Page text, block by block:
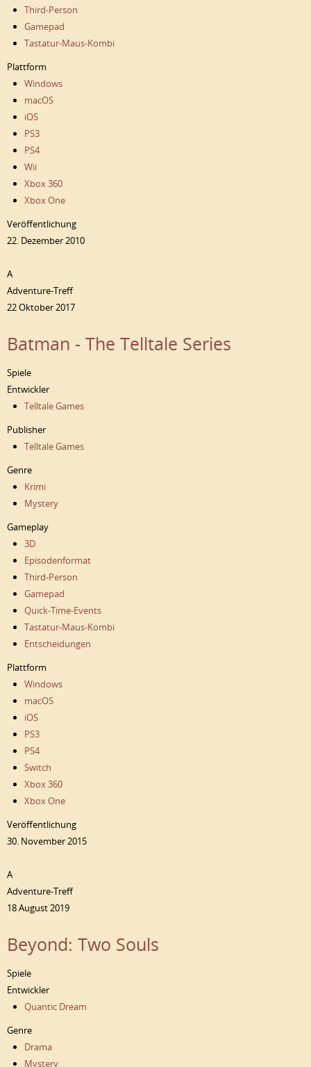
Third-Person
Gamepad
Tastatur-Maus-Kombi
Plattform
Windows
macOS
iOS
PS3
PS4
Wii
Xbox 360
Xbox One
Veröffentlichung
22. Dezember 2010
A
Adventure-Treff
22 Oktober 2017
Batman - The Telltale Series
Spiele
Entwickler
Telltale Games
Publisher
Telltale Games
Genre
Krimi
Mystery
Gameplay
3D
Episodenformat
Third-Person
Gamepad
Quick-Time-Events
Tastatur-Maus-Kombi
Entscheidungen
Plattform
Windows
macOS
iOS
PS3
PS4
Switch
Xbox 360
Xbox One
Veröffentlichung
30. November 2015
A
Adventure-Treff
18 August 2019
Beyond: Two Souls
Spiele
Entwickler
Quantic Dream
Genre
Drama
Mystery